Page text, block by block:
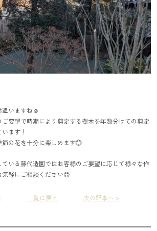
違いますね☺️
ご要望で時期により剪定する樹木を年数分けての剪定
ます！
の花を十分に楽しめます💮
いる藤代造園ではお客様のご要望に応じて様々な作
軽にご相談ください😊
一覧に戻る 次の記事へ »